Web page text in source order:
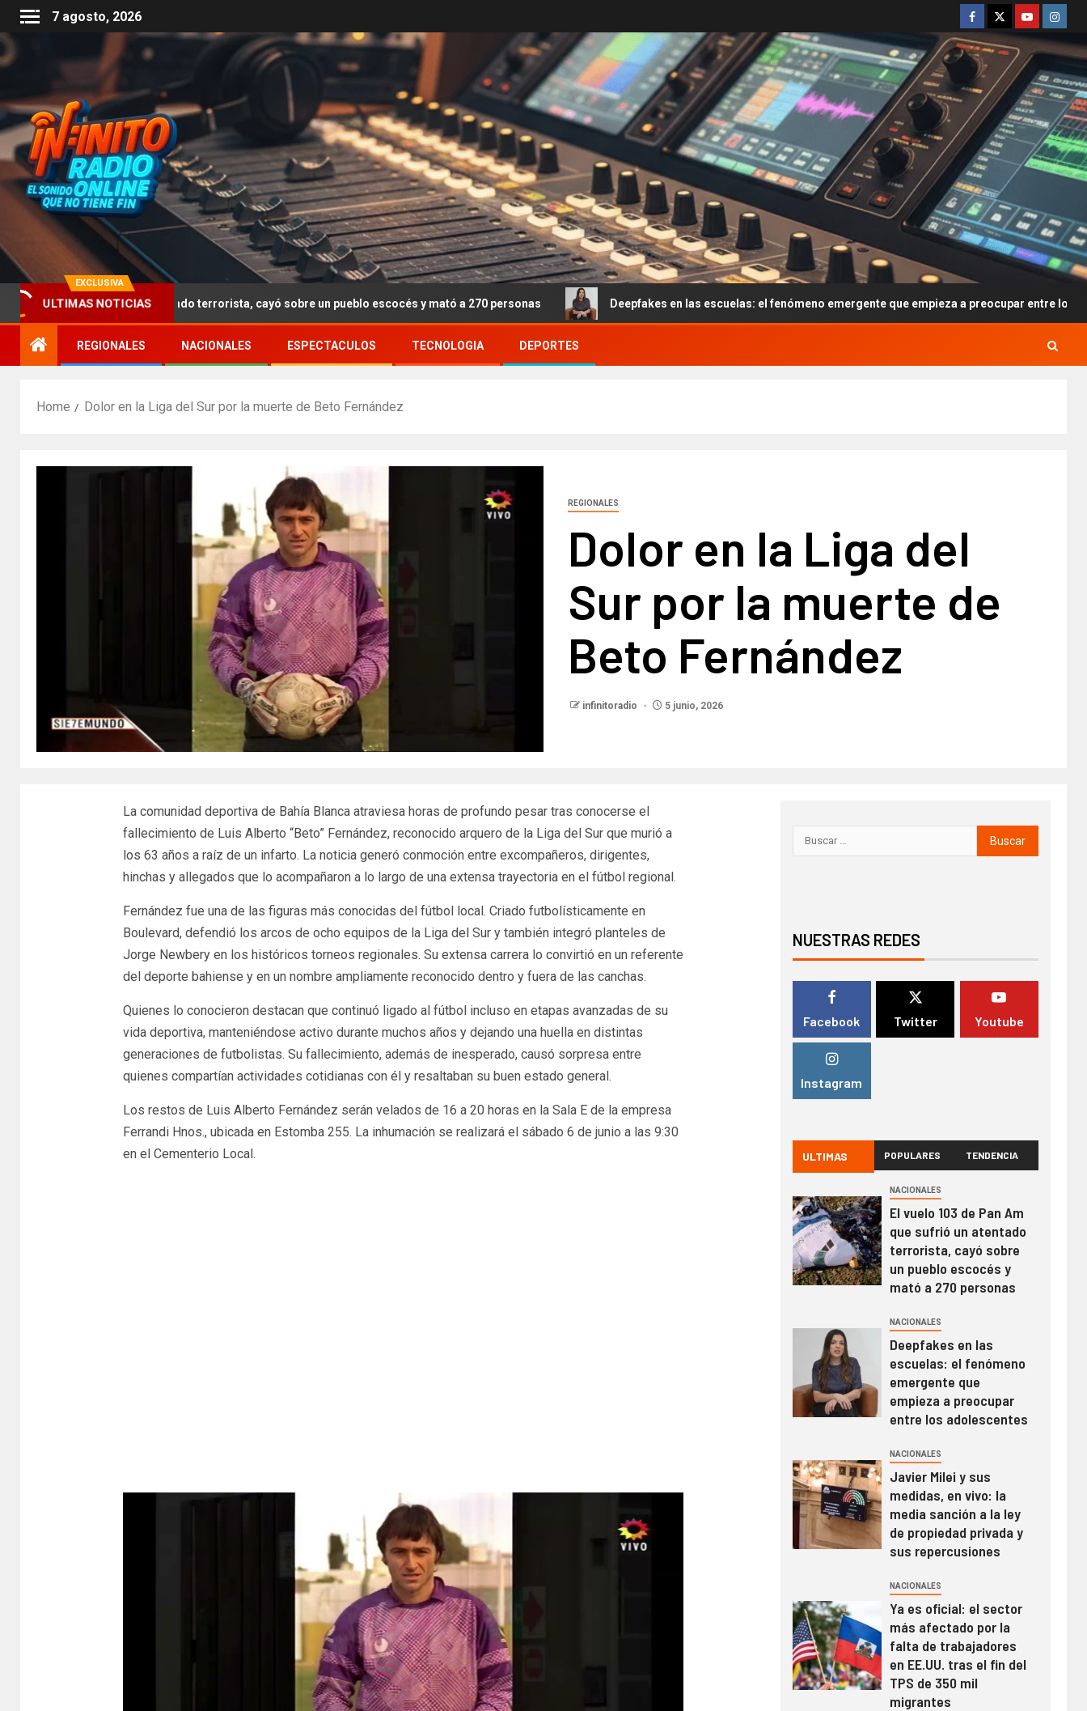
7 agosto, 2026
EXCLUSIVA
ULTIMAS NOTICIAS
sufrió un atentado terrorista, cayó sobre un pueblo escocés y mató a 270 personas Deepfakes en las escuelas: el fenómeno emergente que empieza a preocupar entre los adolescentes
REGIONALES NACIONALES ESPECTACULOS TECNOLOGIA DEPORTES
Home Dolor en la Liga del Sur por la muerte de Beto Fernández​
REGIONALES
Dolor en la Liga del
Sur por la muerte de
Beto Fernández​
infinitoradio 5 junio, 2026
La comunidad deportiva de Bahía Blanca atraviesa horas de profundo pesar tras conocerse el
fallecimiento de Luis Alberto “Beto” Fernández, reconocido arquero de la Liga del Sur que murió a
los 63 años a raíz de un infarto. La noticia generó conmoción entre excompañeros, dirigentes,
hinchas y allegados que lo acompañaron a lo largo de una extensa trayectoria en el fútbol regional.
Fernández fue una de las figuras más conocidas del fútbol local. Criado futbolísticamente en
Boulevard, defendió los arcos de ocho equipos de la Liga del Sur y también integró planteles de
Jorge Newbery en los históricos torneos regionales. Su extensa carrera lo convirtió en un referente
del deporte bahiense y en un nombre ampliamente reconocido dentro y fuera de las canchas.
Quienes lo conocieron destacan que continuó ligado al fútbol incluso en etapas avanzadas de su
vida deportiva, manteniéndose activo durante muchos años y dejando una huella en distintas
generaciones de futbolistas. Su fallecimiento, además de inesperado, causó sorpresa entre
quienes compartían actividades cotidianas con él y resaltaban su buen estado general.
Los restos de Luis Alberto Fernández serán velados de 16 a 20 horas en la Sala E de la empresa
Ferrandi Hnos., ubicada en Estomba 255. La inhumación se realizará el sábado 6 de junio a las 9:30
en el Cementerio Local.
NUESTRAS REDES
Facebook Twitter Youtube
Instagram
ULTIMAS POPULARES TENDENCIA
NACIONALES
El vuelo 103 de Pan Am
que sufrió un atentado
terrorista, cayó sobre
un pueblo escocés y
mató a 270 personas
NACIONALES
Deepfakes en las
escuelas: el fenómeno
emergente que
empieza a preocupar
entre los adolescentes
NACIONALES
Javier Milei y sus
medidas, en vivo: la
media sanción a la ley
de propiedad privada y
sus repercusiones
NACIONALES
Ya es oficial: el sector
más afectado por la
falta de trabajadores
en EE.UU. tras el fin del
TPS de 350 mil
migrantes